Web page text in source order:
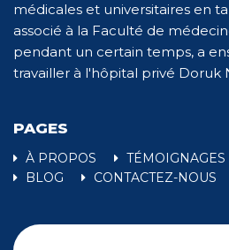
médicales et universitaires en
associé à la Faculté de
pendant un certain temps, a
travailler à l'hôpital privé Doruk
PAGES
À PROPOS TÉMOIGNAGES
BLOG
CONTACTEZ-NOUS